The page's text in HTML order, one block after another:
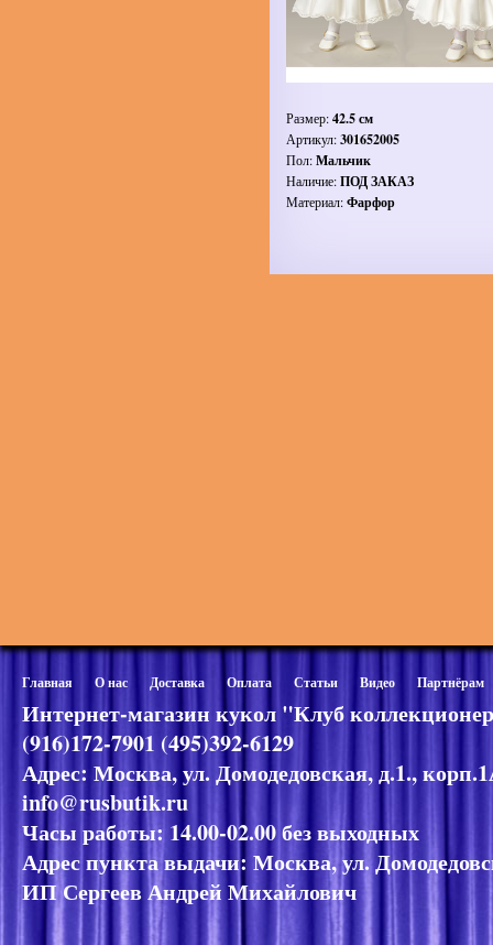
Размер:42.5 см
Артикул:301652005
Пол:Мальчик
Наличие:ПОД ЗАКАЗ
Материал:Фарфор
Главная О нас Доставка Оплата Статьи Видео Партнёрам
Интернет-магазин кукол "Клуб
(916)172-7901 (495)392-6129
Адрес: Москва, ул. Домодедовская, д.1.,
info@rusbutik.ru
Часы работы: 14.00-02.00 без выходных
Адрес пункта выдачи: Москва, ул.
ИП Сергеев Андрей Михайлович